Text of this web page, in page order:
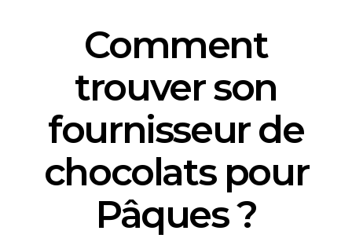
Comment
trouver son
fournisseur de
chocolats pour
Pâques ?